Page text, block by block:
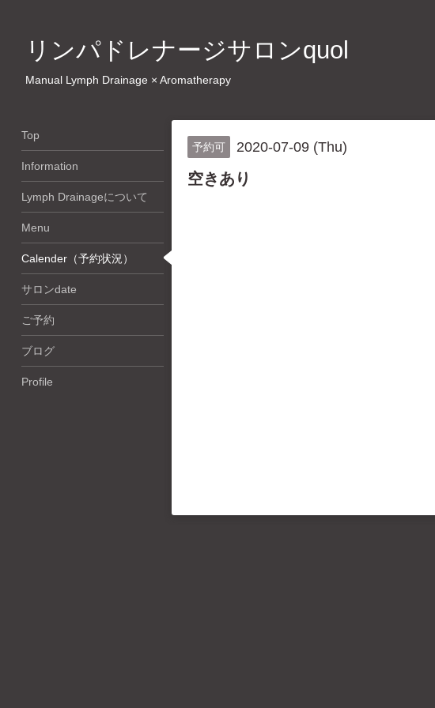
リンパドレナージサロンquol
Manual Lymph Drainage × Aromatherapy
予約可 2020-07-09 (Thu)
空きあり
Top
Information
Lymph Drainageについて
Menu
Calender（予約状況）
サロンdate
ご予約
ブログ
Profile